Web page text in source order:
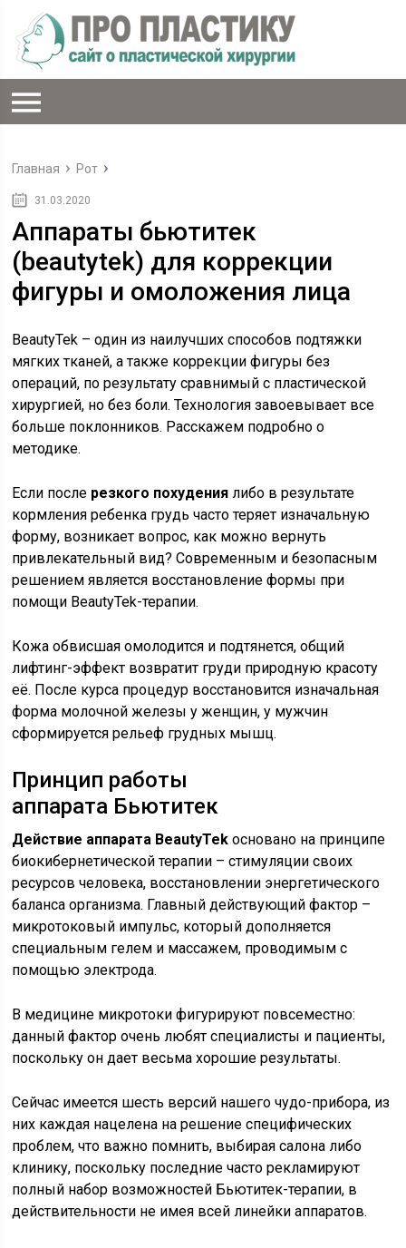
Главная Рот
31.03.2020
Аппараты бьютитек
(beautytek) для коррекции
фигуры и омоложения лица
BeautyTek – один из наилучших способов подтяжки
мягких тканей, а также коррекции фигуры без
операций, по результату сравнимый с пластической
хирургией, но без боли. Технология завоевывает все
больше поклонников. Расскажем подробно о
методике.
Если после резкого похудения либо в результате
кормления ребенка грудь часто теряет изначальную
форму, возникает вопрос, как можно вернуть
привлекательный вид? Современным и безопасным
решением является восстановление формы при
помощи BeautyTek-терапии.
Кожа обвисшая омолодится и подтянется, общий
лифтинг-эффект возвратит груди природную красоту
её. После курса процедур восстановится изначальная
форма молочной железы у женщин, у мужчин
сформируется рельеф грудных мышц.
Принцип работы
аппарата Бьютитек
Действие аппарата BeautyTek основано на принципе
биокибернетической терапии – стимуляции своих
ресурсов человека, восстановлении энергетического
баланса организма. Главный действующий фактор –
микротоковый импульс, который дополняется
специальным гелем и массажем, проводимым с
помощью электрода.
В медицине микротоки фигурируют повсеместно:
данный фактор очень любят специалисты и пациенты,
поскольку он дает весьма хорошие результаты.
Сейчас имеется шесть версий нашего чудо-прибора, из
них каждая нацелена на решение специфических
проблем, что важно помнить, выбирая салона либо
клинику, поскольку последние часто рекламируют
полный набор возможностей Бьютитек-терапии, в
действительности не имея всей линейки аппаратов.